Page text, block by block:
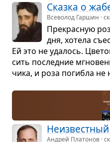
Сказка о
Всеволод Гаршин ·
Пре­крас­ную
дня, хотела
Ей это не уда­лось.
сить послед­ние
чика, и роза погибла не
Андрей Платонов ·